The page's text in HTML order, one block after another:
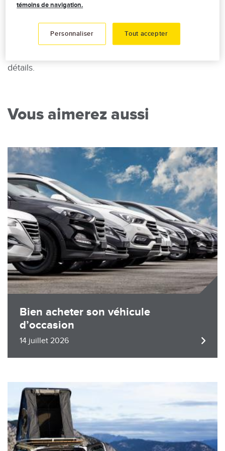
mesures mises en place en fonction du
détails.
Vous aimerez aussi
Image
Bien acheter son véhicule
d’occasion
14 juillet 2026
Image
témoins de navigation.
Personnaliser Tout accepter